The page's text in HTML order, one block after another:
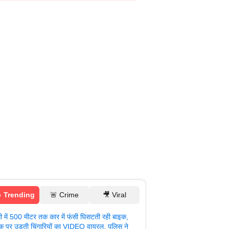
Trending 🚨 Crime 🎥 Viral
में 500 मीटर तक कार में फंसी घिसटती रही बाइक,
पर उड़ती चिंगारियों का VIDEO वायरल, पुलिस ने